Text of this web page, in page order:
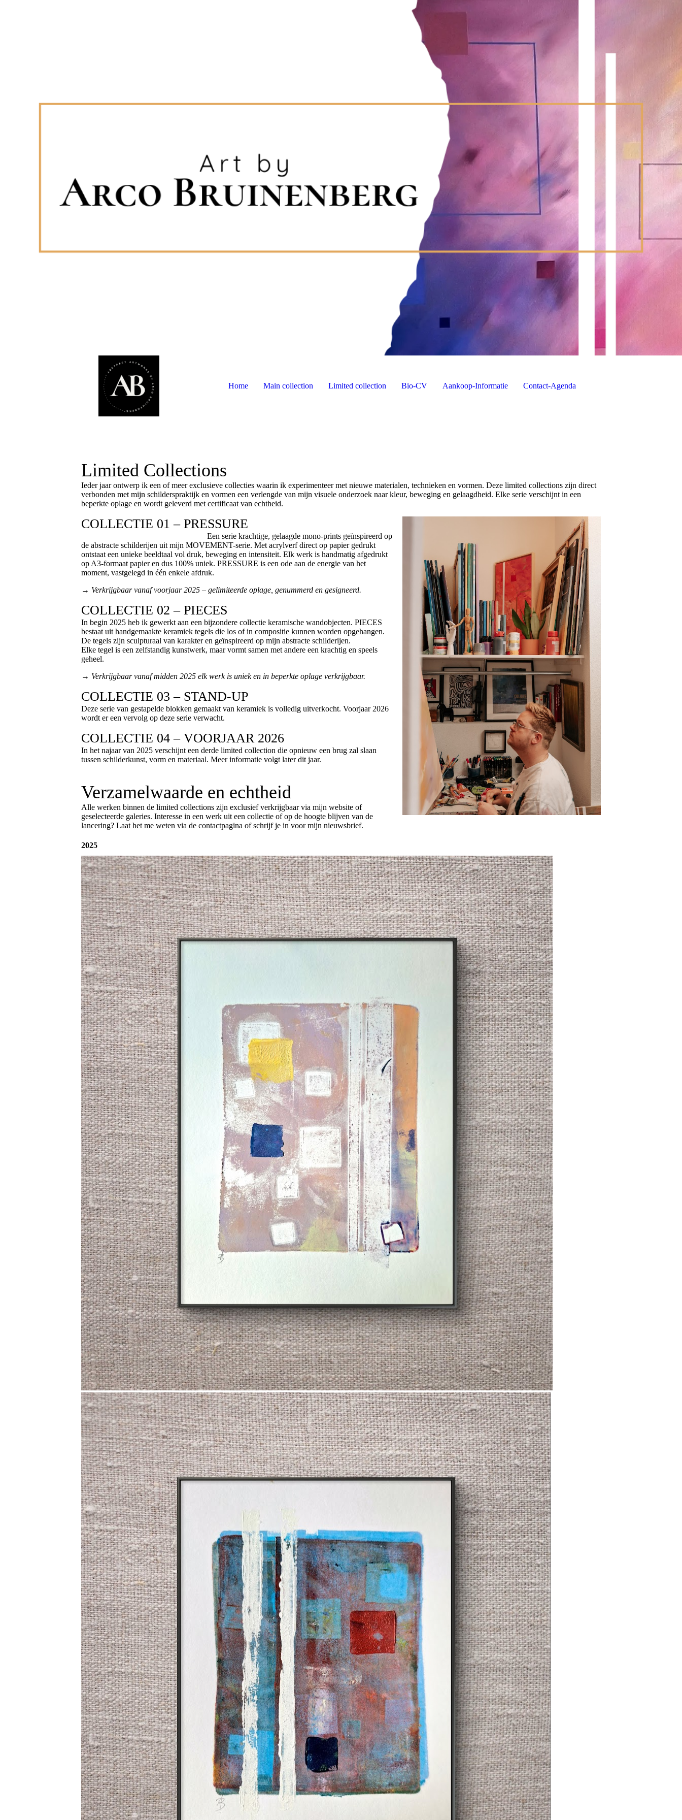
Home Main collection Limited collection Bio-CV Aankoop-Informatie Contact-Agenda
Limited Collections
Ieder jaar ontwerp ik een of meer exclusieve collecties waarin ik experimenteer met nieuwe materialen, technieken en vormen. Deze limited collections zijn direct
verbonden met mijn schilderspraktijk en vormen een verlengde van mijn visuele onderzoek naar kleur, beweging en gelaagdheid. Elke serie verschijnt in een
beperkte oplage en wordt geleverd met certificaat van echtheid.
COLLECTIE 01 – PRESSURE
Een serie krachtige, gelaagde mono-prints geïnspireerd op
de abstracte schilderijen uit mijn MOVEMENT-serie. Met acrylverf direct op papier gedrukt
ontstaat een unieke beeldtaal vol druk, beweging en intensiteit. Elk werk is handmatig afgedrukt
op A3-formaat papier en dus 100% uniek. PRESSURE is een ode aan de energie van het
moment, vastgelegd in één enkele afdruk.
→ Verkrijgbaar vanaf voorjaar 2025 – gelimiteerde oplage, genummerd en gesigneerd.
COLLECTIE 02 – PIECES
In begin 2025 heb ik gewerkt aan een bijzondere collectie keramische wandobjecten. PIECES
bestaat uit handgemaakte keramiek tegels die los of in compositie kunnen worden opgehangen.
De tegels zijn sculpturaal van karakter en geïnspireerd op mijn abstracte schilderijen.
Elke tegel is een zelfstandig kunstwerk, maar vormt samen met andere een krachtig en speels
geheel.
→ Verkrijgbaar vanaf midden 2025 elk werk is uniek en in beperkte oplage verkrijgbaar.
COLLECTIE 03 – STAND-UP
Deze serie van gestapelde blokken gemaakt van keramiek is volledig uitverkocht. Voorjaar 2026
wordt er een vervolg op deze serie verwacht.
COLLECTIE 04 – VOORJAAR 2026
In het najaar van 2025 verschijnt een derde limited collection die opnieuw een brug zal slaan
tussen schilderkunst, vorm en materiaal. Meer informatie volgt later dit jaar.
Verzamelwaarde en echtheid
Alle werken binnen de limited collections zijn exclusief verkrijgbaar via mijn website of
geselecteerde galeries. Interesse in een werk uit een collectie of op de hoogte blijven van de
lancering? Laat het me weten via de contactpagina of schrijf je in voor mijn nieuwsbrief.
2025